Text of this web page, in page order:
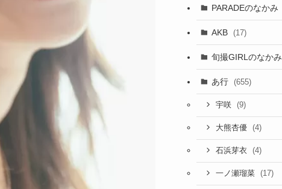
PARADEのなかみ
AKB (17)
旬撮GIRLのなかみ
あ行 (655)
宇咲 (9)
大熊杏優 (4)
石浜芽衣 (4)
一ノ瀬瑠菜 (17)